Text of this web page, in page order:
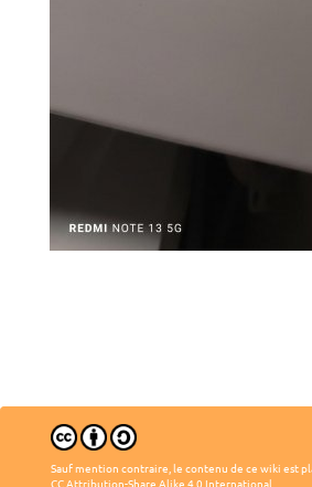
Sauf mention contraire, le contenu de ce wiki est
CC Attribution-Share Alike 4.0 International